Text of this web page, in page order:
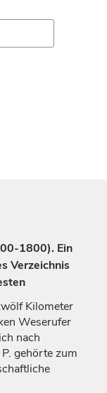
1800). Ein
Verzeichnis
Kilometer
Weserufer
nach
gehörte zum